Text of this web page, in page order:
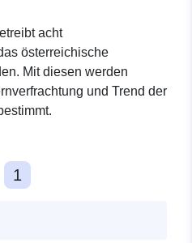
acht
österreichische
Mit diesen werden
und Trend der
1